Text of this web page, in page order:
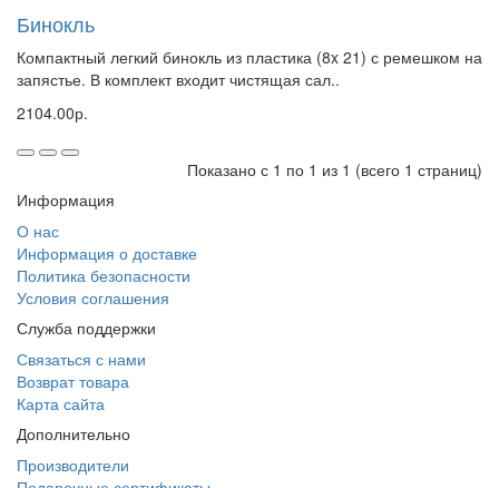
Бинокль
Компактный легкий бинокль из пластика (8x 21) с ремешком на
запястье. В комплект входит чистящая сал..
2104.00р.
Показано с 1 по 1 из 1 (всего 1 страниц)
Информация
О нас
Информация о доставке
Политика безопасности
Условия соглашения
Служба поддержки
Связаться с нами
Возврат товара
Карта сайта
Дополнительно
Производители